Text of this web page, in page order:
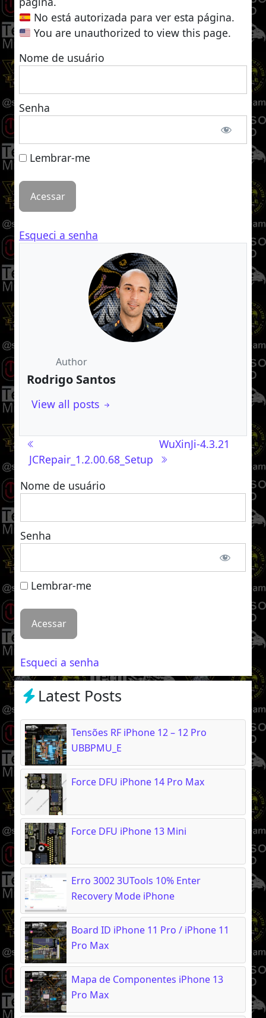
No está autorizada para ver esta página.
You are unauthorized to view this page.
Nome de usuário
Senha
Lembrar-me
Esqueci a senha
Author
Rodrigo Santos
View all posts
Navegação de post
JCRepair_1.2.00.68_Setup
WuXinJi-4.3.21
Nome de usuário
Senha
Lembrar-me
Esqueci a senha
Latest Posts
Tensões RF iPhone 12 – 12 Pro
UBBPMU_E
Force DFU iPhone 14 Pro Max
Force DFU iPhone 13 Mini
Erro 3002 3UTools 10% Enter
Recovery Mode iPhone
Board ID iPhone 11 Pro / iPhone 11
Pro Max
Mapa de Componentes iPhone 13
Pro Max